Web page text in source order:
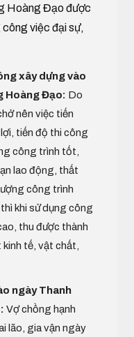
Hoàng Đạo được
việc đại sự,
xây dựng vào
Hoàng Đạo: Do
nên việc tiến
tiến độ thi công
công trình tốt,
lao động, thất
công trình
khi sử dụng công
thu được thành
tế, vật chất,
ngày Thanh
Vợ chồng hạnh
lão, gia vận ngày